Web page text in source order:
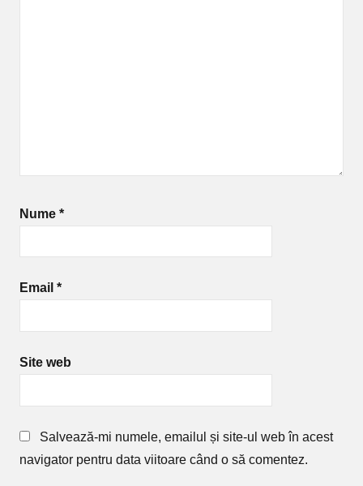
Nume *
Email *
Site web
Salvează-mi numele, emailul și site-ul web în acest
navigator pentru data viitoare când o să comentez.